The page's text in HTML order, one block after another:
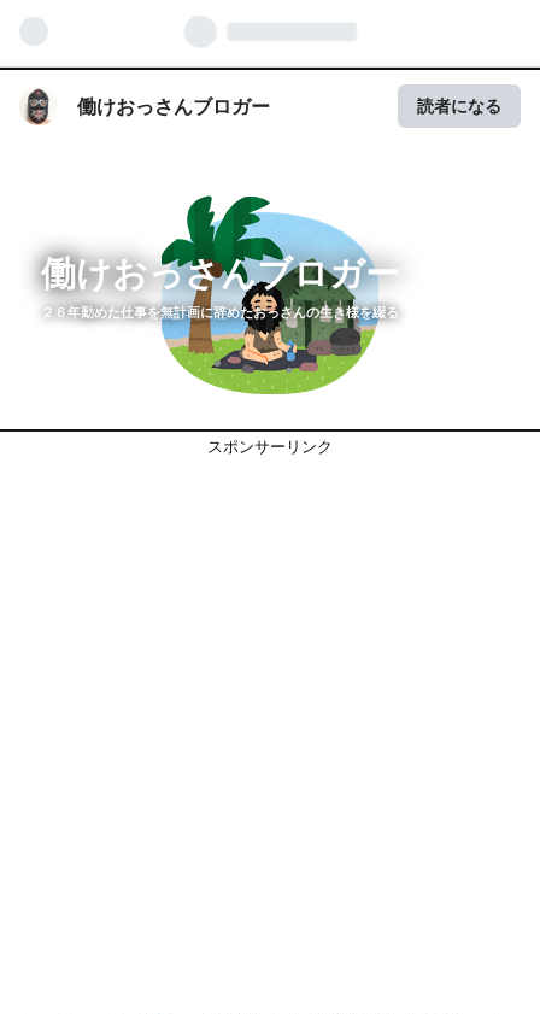
働けおっさんブロガー 読者になる
働けおっさんブロガー
２６年勤めた仕事を無計画に辞めたおっさんの生き様を綴る
スポンサーリンク